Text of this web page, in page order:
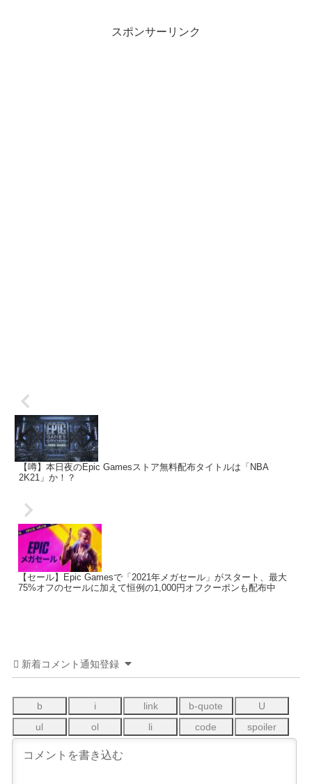
スポンサーリンク
【噂】本日夜のEpic Gamesストア無料配布タイトルは「NBA
2K21」か！？
【セール】Epic Gamesで「2021年メガセール」がスタート、最大
75%オフのセールに加えて恒例の1,000円オフクーポンも配布中
新着コメント通知登録